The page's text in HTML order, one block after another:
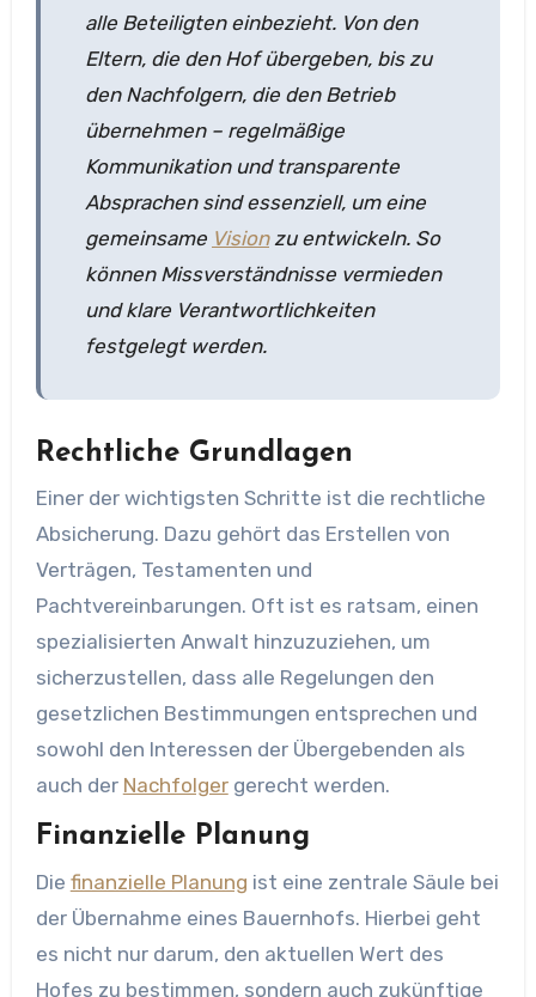
alle Beteiligten einbezieht. Von den
Eltern, die den Hof übergeben, bis zu
den Nachfolgern, die den Betrieb
übernehmen – regelmäßige
Kommunikation und transparente
Absprachen sind essenziell, um eine
gemeinsame Visionzu entwickeln. So
können Missverständnisse vermieden
und klare Verantwortlichkeiten
festgelegt werden.
Rechtliche Grundlagen
Einer der wichtigsten Schritte ist die rechtliche
Absicherung. Dazu gehört das Erstellen von
Verträgen, Testamenten und
Pachtvereinbarungen. Oft ist es ratsam, einen
spezialisierten Anwalt hinzuzuziehen, um
sicherzustellen, dass alle Regelungen den
gesetzlichen Bestimmungen entsprechen und
sowohl den Interessen der Übergebenden als
auch der Nachfolgergerecht werden.
Finanzielle Planung
Die finanzielle Planung ist eine zentrale Säule bei
der Übernahme eines Bauernhofs. Hierbei geht
es nicht nur darum, den aktuellen Wert des
Hofes zu bestimmen, sondern auch zukünftige